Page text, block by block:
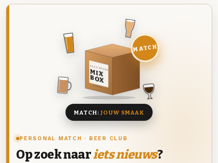
PERSONAL MATCH · BEER CLUB
Op zoek naariets nieuws?
DEZE MAAND
MIX
BOX
8 BIEREN
MATCH
MATCH:JOUW SMAAK